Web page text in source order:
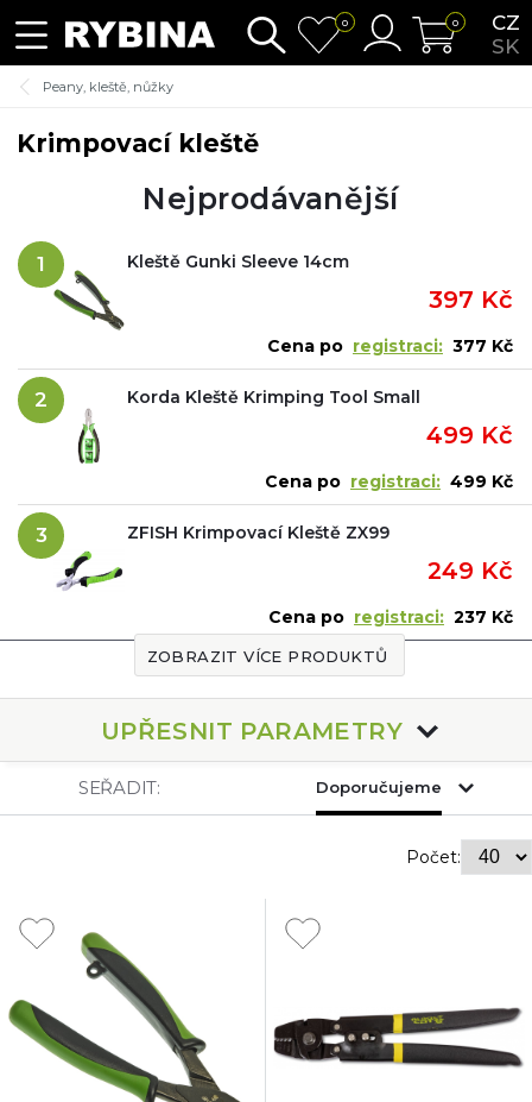
CZ
SK
0 0
Peany, kleště, nůžky
Krimpovací kleště
Nejprodávanější
1 Kleště Gunki Sleeve 14cm
397 Kč
Cena po registraci: 377 Kč
2 Korda Kleště Krimping Tool Small
499 Kč
Cena po registraci: 499 Kč
3 ZFISH Krimpovací Kleště ZX99
249 Kč
Cena po registraci: 237 Kč
ZOBRAZIT VÍCE PRODUKTŮ
UPŘESNIT PARAMETRY
SEŘADIT: Doporučujeme
Počet: